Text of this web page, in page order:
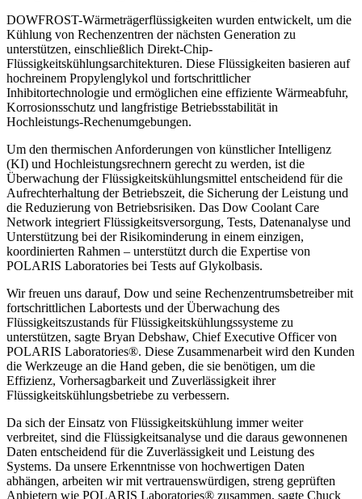
DOWFROST-Wärmeträgerflüssigkeiten wurden entwickelt, um die
Kühlung von Rechenzentren der nächsten Generation zu
unterstützen, einschließlich Direkt-Chip-
Flüssigkeitskühlungsarchitekturen. Diese Flüssigkeiten basieren auf
hochreinem Propylenglykol und fortschrittlicher
Inhibitortechnologie und ermöglichen eine effiziente Wärmeabfuhr,
Korrosionsschutz und langfristige Betriebsstabilität in
Hochleistungs-Rechenumgebungen.
Um den thermischen Anforderungen von künstlicher Intelligenz
(KI) und Hochleistungsrechnern gerecht zu werden, ist die
Überwachung der Flüssigkeitskühlungsmittel entscheidend für die
Aufrechterhaltung der Betriebszeit, die Sicherung der Leistung und
die Reduzierung von Betriebsrisiken. Das Dow Coolant Care
Network integriert Flüssigkeitsversorgung, Tests, Datenanalyse und
Unterstützung bei der Risikominderung in einem einzigen,
koordinierten Rahmen – unterstützt durch die Expertise von
POLARIS Laboratories bei Tests auf Glykolbasis.
Wir freuen uns darauf, Dow und seine Rechenzentrumsbetreiber mit
fortschrittlichen Labortests und der Überwachung des
Flüssigkeitszustands für Flüssigkeitskühlungssysteme zu
unterstützen, sagte Bryan Debshaw, Chief Executive Officer von
POLARIS Laboratories®. Diese Zusammenarbeit wird den Kunden
die Werkzeuge an die Hand geben, die sie benötigen, um die
Effizienz, Vorhersagbarkeit und Zuverlässigkeit ihrer
Flüssigkeitskühlungsbetriebe zu verbessern.
Da sich der Einsatz von Flüssigkeitskühlung immer weiter
verbreitet, sind die Flüssigkeitsanalyse und die daraus gewonnenen
Daten entscheidend für die Zuverlässigkeit und Leistung des
Systems. Da unsere Erkenntnisse von hochwertigen Daten
abhängen, arbeiten wir mit vertrauenswürdigen, streng geprüften
Anbietern wie POLARIS Laboratories® zusammen, sagte Chuck